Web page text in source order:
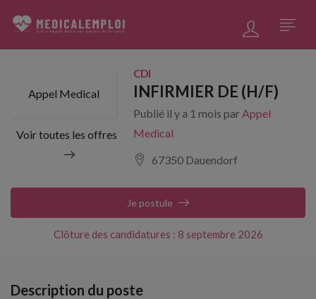
Appel Medical
Voir toutes les offres
CDI
INFIRMIER DE (H/F)
Publié il y a 1 mois parAppel
Medical
67350 Dauendorf
Clôture des candidatures : 8 septembre 2026
Je postule
Description du poste